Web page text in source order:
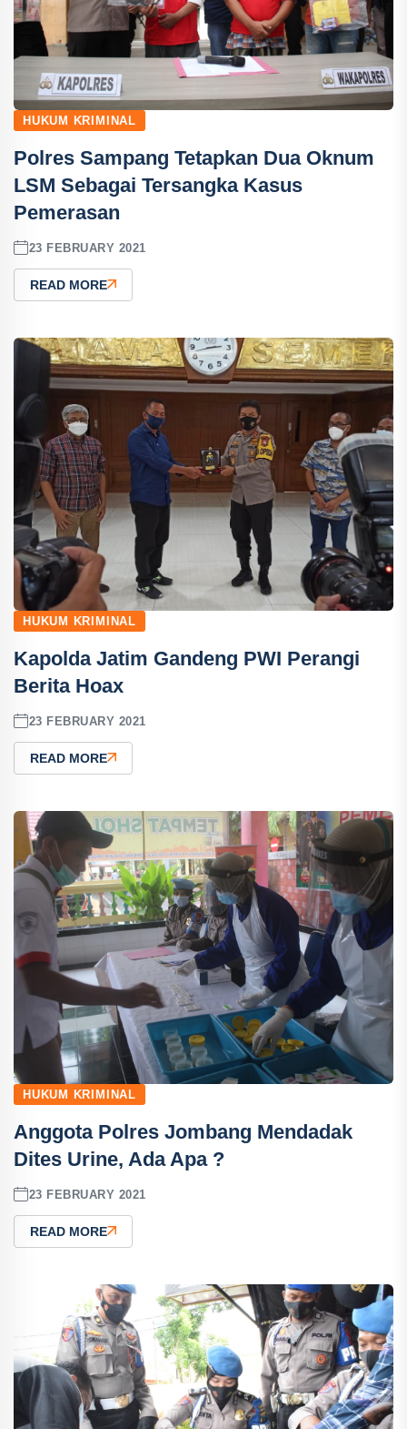
HUKUM KRIMINAL
Polres Sampang Tetapkan Dua Oknum
LSM Sebagai Tersangka Kasus
Pemerasan
23 FEBRUARY 2021
READ MORE
HUKUM KRIMINAL
Kapolda Jatim Gandeng PWI Perangi
Berita Hoax
23 FEBRUARY 2021
READ MORE
HUKUM KRIMINAL
Anggota Polres Jombang Mendadak
Dites Urine, Ada Apa ?
23 FEBRUARY 2021
READ MORE